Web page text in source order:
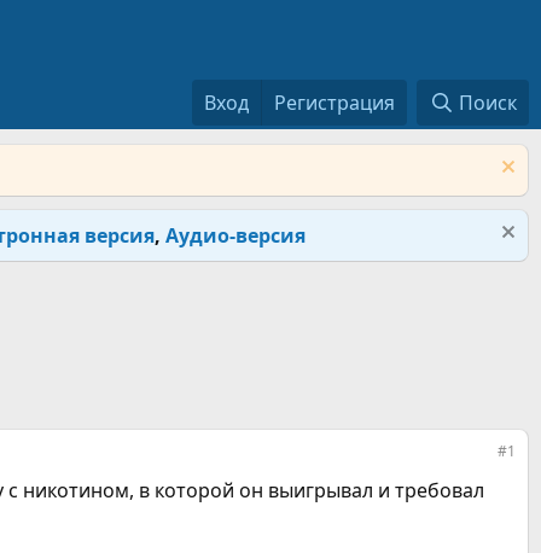
Вход Регистрация Поиск
версия, Аудио-версия
#1
никотином, в которой он выигрывал и требовал